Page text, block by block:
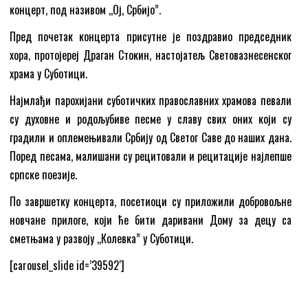
концерт, под називом ,,Ој, Србијо”.
Пред почетак концерта присутне је поздравио председник
хора, протојереј Драган Стокин, настојатељ Световазнесенског
храма у Суботици.
Најмлађи парохијани суботичких православних храмова певали
су духовне и родољубиве песме у славу свих оних који су
градили и оплемењивали Србију од Светог Саве до наших дана.
Поред песама, малишани су рецитовали и рецитације најлепше
српске поезије.
По завршетку концерта, посетиоци су приложили добровољне
новчане прилоге, који ће бити даривани Дому за децу са
сметњама у развоју ,,Колевка” у Суботици.
[carousel_slide id=’39592′]